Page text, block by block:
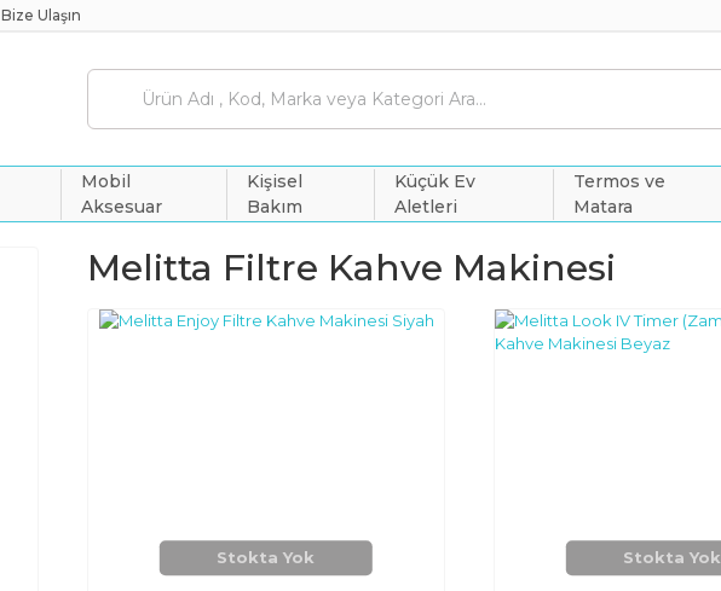
Bize Ulaşın
Mobil
Aksesuar
Kişisel
Bakım
Küçük Ev
Aletleri
Termos ve
Matara
Melitta Filtre Kahve Makinesi
Stokta Yok Stokta Yok